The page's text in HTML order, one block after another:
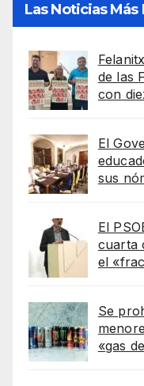
Las Noticias Más
de las
con
El
sus
El
cuarta
el
Se
«gas